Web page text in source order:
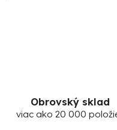
Obrovský sklad
viac ako 20 000